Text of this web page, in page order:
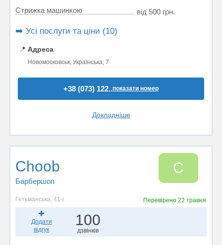
Стрижка машинкою від 500 грн.
➡️ Усі послуги та ціни (10)
📍 Адреса
Новомосковськ, Українська, 7
+38 (073) 122..показати номер
Докладніше
Choob
Барбершоп
C
Гетьманська, 41-г Перевірено22 травня
Додати
відгук
100
дзвінків